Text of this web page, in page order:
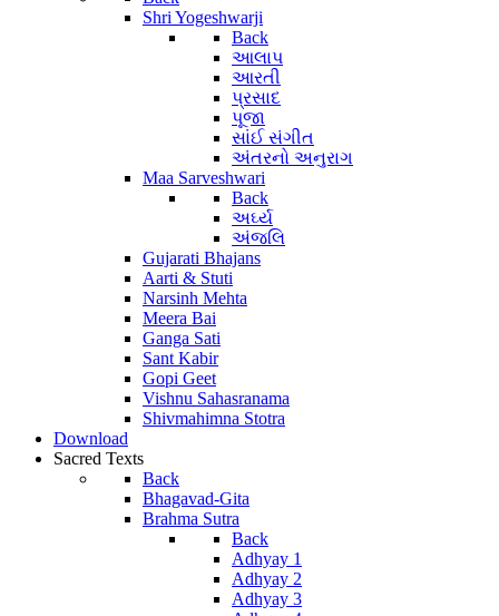
Shri Yogeshwarji
Back
આલાપ
આરતી
પ્રસાદ
પૂજા
સાંઈ સંગીત
અંતરનો અનુરાગ
Maa Sarveshwari
Back
અર્ઘ્ય
અંજલિ
Gujarati Bhajans
Aarti & Stuti
Narsinh Mehta
Meera Bai
Ganga Sati
Sant Kabir
Gopi Geet
Vishnu Sahasranama
Shivmahimna Stotra
Download
Sacred Texts
Back
Bhagavad-Gita
Brahma Sutra
Back
Adhyay 1
Adhyay 2
Adhyay 3